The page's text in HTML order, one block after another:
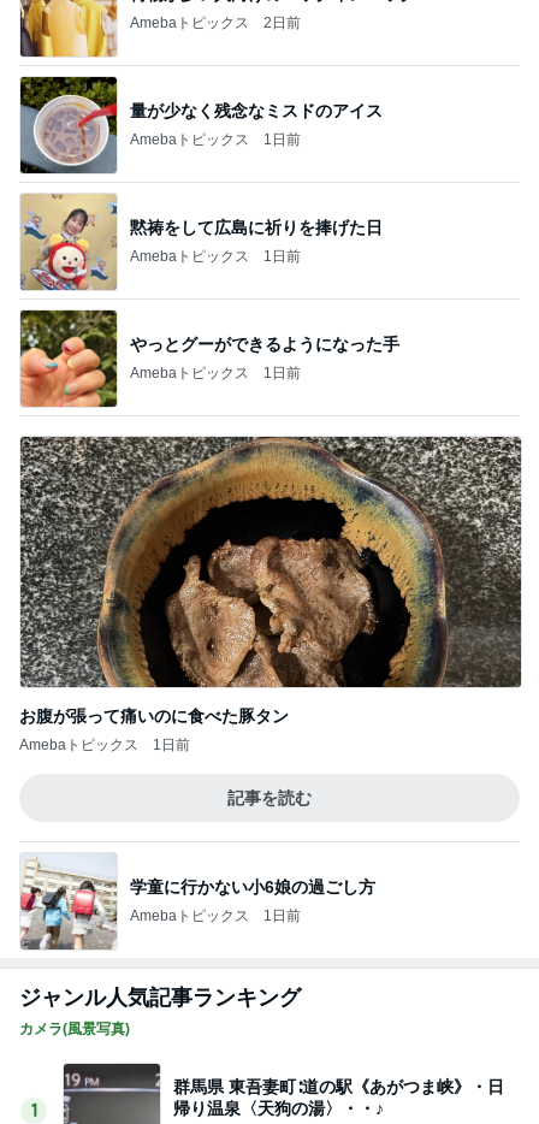
Amebaトピックス 2日前
量が少なく残念なミスドのアイス
Amebaトピックス 1日前
黙祷をして広島に祈りを捧げた日
Amebaトピックス 1日前
やっとグーができるようになった手
Amebaトピックス 1日前
お腹が張って痛いのに食べた豚タン
Amebaトピックス 1日前
記事を読む
学童に行かない小6娘の過ごし方
Amebaトピックス 1日前
ジャンル人気記事ランキング
カメラ(風景写真)
1
群馬県 東吾妻町∶道の駅《あがつま峡》・日
帰り温泉〈天狗の湯〉・・♪